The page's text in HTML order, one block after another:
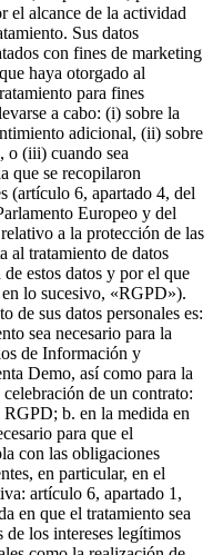
el alcance de la actividad
Sus datos
con fines de marketing
haya otorgado al
para fines
a cabo: (i) sobre la
adicional, (ii) sobre
o (iii) cuando sea
que se recopilaron
(artículo 6, apartado 4, del
Europeo y del
a la protección de las
al tratamiento de datos
estos datos y por el que
lo sucesivo, «RGPD»).
de sus datos personales es:
sea necesario para la
de Información y
Demo, así como para la
de un contrato:
b. en la medida en
para que el
con las obligaciones
en particular, en el
artículo 6, apartado 1,
en que el tratamiento sea
de los intereses legítimos